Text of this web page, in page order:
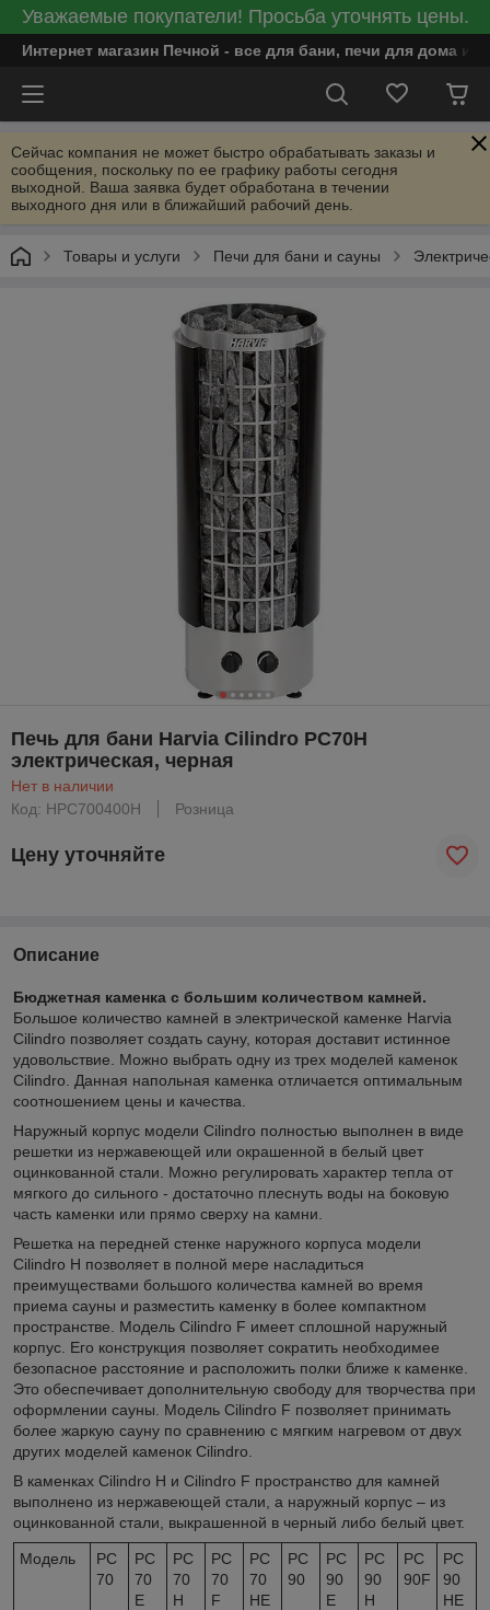
Уважаемые покупатели! Просьба уточнять цены.
Интернет магазин Печной - все для бани, печи для дома и
Сейчас компания не может быстро обрабатывать заказы и
сообщения, поскольку по ее графику работы сегодня
выходной. Ваша заявка будет обработана в течении
выходного дня или в ближайший рабочий день.
Товары и услуги Печи для бани и сауны
Печь для бани Harvia Cilindro PC70H
электрическая, черная
Нет в наличии
Код: HPC700400H
Розница
Цену уточняйте
Описание
Бюджетная каменка с большим количеством камней.
Большое количество камней в электрической каменке Harvia
Cilindro позволяет создать сауну, которая доставит истинное
удовольствие. Можно выбрать одну из трех моделей каменок
Cilindro. Данная напольная каменка отличается оптимальным
соотношением цены и качества.
Наружный корпус модели Cilindro полностью выполнен в виде
решетки из нержавеющей или окрашенной в белый цвет
оцинкованной стали. Можно регулировать характер тепла от
мягкого до сильного - достаточно плеснуть воды на боковую
часть каменки или прямо сверху на камни.
Решетка на передней стенке наружного корпуса модели
Cilindro H позволяет в полной мере насладиться
преимуществами большого количества камней во время
приема сауны и разместить каменку в более компактном
пространстве. Модель Cilindro F имеет сплошной наружный
корпус. Его конструкция позволяет сократить необходимее
безопасное расстояние и расположить полки ближе к каменке.
Это обеспечивает дополнительную свободу для творчества при
оформлении сауны. Модель Cilindro F позволяет принимать
более жаркую сауну по сравнению с мягким нагревом от двух
других моделей каменок Cilindro.
В каменках Cilindro H и Cilindro F пространство для камней
выполнено из нержавеющей стали, а наружный корпус – из
оцинкованной стали, выкрашенной в черный либо белый цвет.
Модель
PC
70
PC
70
E
PC
70
H
PC
70
F
PC
70
HE
PC
90
PC
90
E
PC
90
H
PC
90F
PC
90
HE